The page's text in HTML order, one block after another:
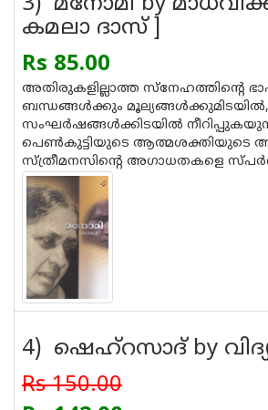
കമലാ ദാസ് ]
Rs 85.00
അതിരുകളില്ലാത്ത സ്നേഹത്തിന്റെ
ബന്ധങ്ങള്‍ക്കും മൂല്യങ്ങള്‍ക്കുമിടയില്‍,
സംഘര്‍ഷങ്ങള്‍ക്കിടയില്‍
പെണ്‍കുട്ടിയുടെ ആത്മശക്തിയുടെ
സ്‌ത്രീമനസിന്റെ അഗാധതകളെ
4) ഷെഹ്റസാദ് by
Rs 150.00